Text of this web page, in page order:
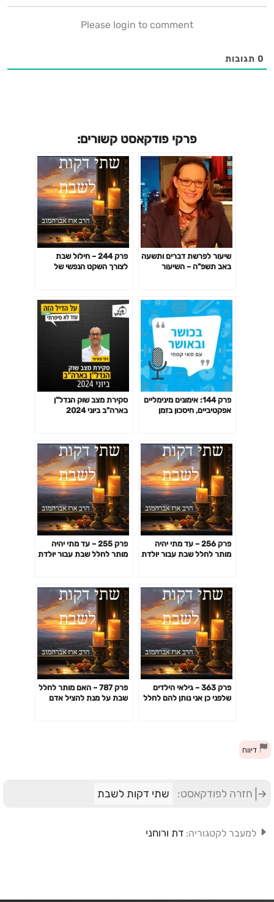
Please login to comment
0 תגובות
פרקי פודקאסט קשורים:
שיעור לפרשת דברים ותשעה
באב תשפ"ה – השיעור
פרק 244 – חילול שבת
לצורך השקט הנפשי של
פרק 144: אימונים מינימליים
אפקטיביים, חיסכון בזמן
סקירת מצב שוק הנדל"ן
בארה"ב ביוני 2024
פרק 256 – עד מתי יהיה
מותר לחלל שבת עבור יולדת
פרק 255 – עד מתי יהיה
מותר לחלל שבת עבור יולדת
פרק 363 – גילאי הילדים
שלפני כן אני נותן להם לחלל
פרק 787 – האם מותר לחלל
שבת על מנת להציל אדם
דיווח
חזרה לפודקאסט: שתי דקות לשבת
למעבר לקטגוריה: דת ורוחני